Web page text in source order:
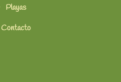
Playas
Contacto